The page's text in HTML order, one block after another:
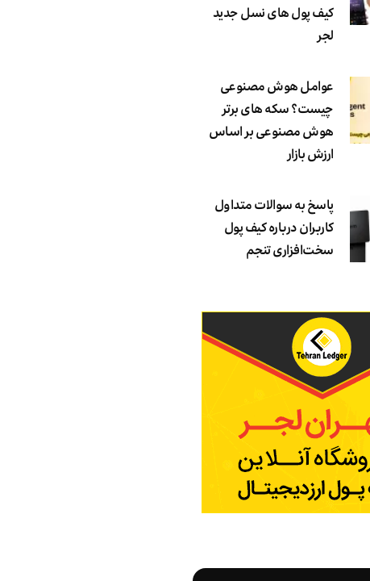
کیف پول های نسل جدید
لجر
عوامل هوش مصنوعی
چیست؟ سکه های برتر
هوش مصنوعی بر اساس
ارزش بازار
پاسخ به سوالات متداول
کاربران درباره کیف پول
سخت‌افزاری تنجم